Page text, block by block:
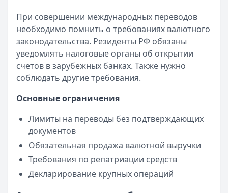
При совершении международных переводов
необходимо помнить о требованиях валютного
законодательства. Резиденты РФ обязаны
уведомлять налоговые органы об открытии
счетов в зарубежных банках. Также нужно
соблюдать другие требования.
Основные ограничения
Лимиты на переводы без подтверждающих
документов
Обязательная продажа валютной выручки
Требования по репатриации средств
Декларирование крупных операций